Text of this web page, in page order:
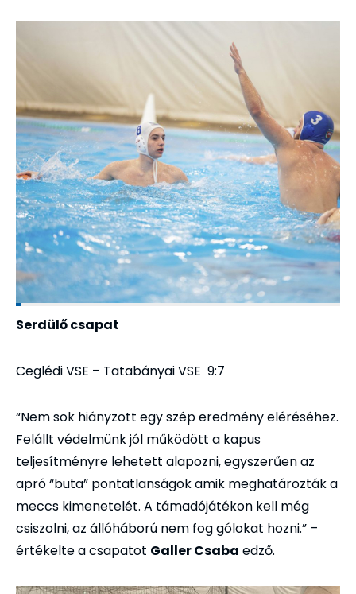
Serdülő csapat
Ceglédi VSE – Tatabányai VSE 9:7
“Nem sok hiányzott egy szép eredmény eléréséhez.
Felállt védelmünk jól működött a kapus
teljesítményre lehetett alapozni, egyszerűen az
apró “buta” pontatlanságok amik meghatározták a
meccs kimenetelét. A támadójátékon kell még
csiszolni, az állóháború nem fog gólokat hozni.” –
értékelte a csapatot Galler Csaba edző.